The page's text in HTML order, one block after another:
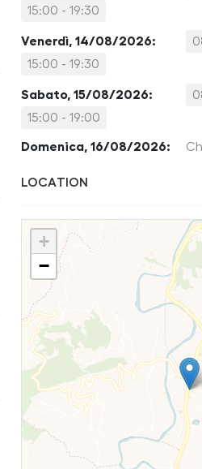
15:00 - 19:30
Venerdì, 14/08/2026:
15:00 - 19:30
Sabato, 15/08/2026:
15:00 - 19:00
Domenica, 16/08/2026:
LOCATION
+
−